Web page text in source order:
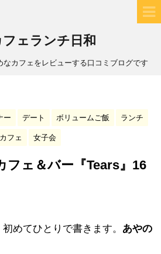
フェランチ日和
カフェをレビューする口コミブログです
ー デート ボリュームご飯 ランチ
フェ 女子会
フェ＆バー『Tears』16
めてひとりで書きます。 あやの